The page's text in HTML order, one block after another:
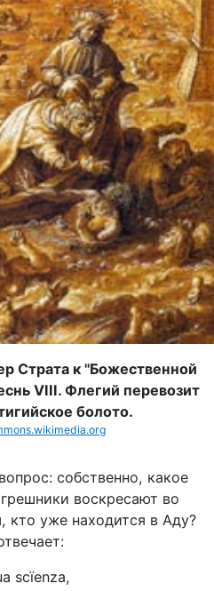
Страта к "Божественной
VIII. Флегий перевозит
болото.
собственно, какое
воскресают во
кто уже находится в Аду?
scïenza,